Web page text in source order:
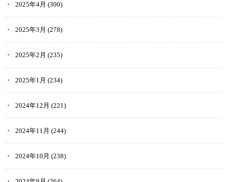
2025年4月 (300)
2025年3月 (278)
2025年2月 (235)
2025年1月 (234)
2024年12月 (221)
2024年11月 (244)
2024年10月 (238)